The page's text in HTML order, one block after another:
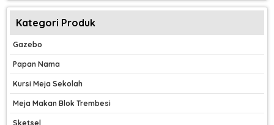
Kategori Produk
Gazebo
Papan Nama
Kursi Meja Sekolah
Meja Makan Blok Trembesi
Sketsel